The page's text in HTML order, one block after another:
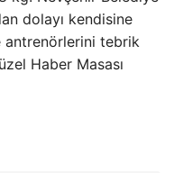
dolayı kendisine
antrenörlerini tebrik
Haber Masası